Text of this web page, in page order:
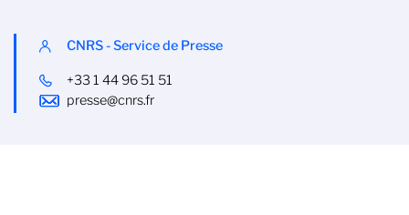
CNRS - Service de Presse
+33 1 44 96 51 51
presse@cnrs.fr